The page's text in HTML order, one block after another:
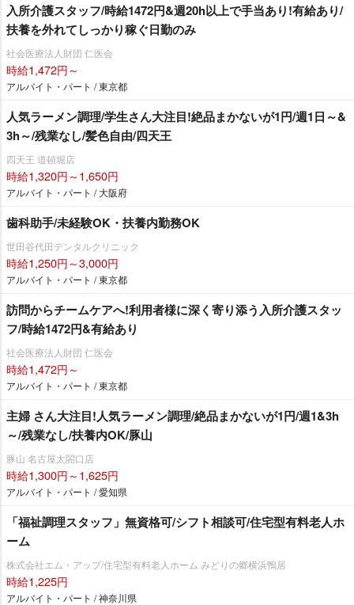
入所介護スタッフ/時給1472円&週20h以上で手当あり!有給あり/
扶養を外れてしっかり稼ぐ日勤のみ
社会医療法人財団 仁医会
時給1,472円～
アルバイト・パート / 東京都
人気ラーメン調理/学生さん大注目!絶品まかないが1円/週1日～&
3h～/残業なし/髪色自由/四天王
四天王 道頓堀店
時給1,320円～1,650円
アルバイト・パート / 大阪府
歯科助手/未経験OK・扶養内勤務OK
世田谷代田デンタルクリニック
時給1,250円～3,000円
アルバイト・パート / 東京都
訪問からチームケアへ!利用者様に深く寄り添う入所介護スタッ
フ/時給1472円&有給あり
社会医療法人財団 仁医会
時給1,472円～
アルバイト・パート / 東京都
主婦 さん大注目!人気ラーメン調理/絶品まかないが1円/週1&3h
～/残業なし/扶養内OK/豚山
豚山 名古屋太閤口店
時給1,300円～1,625円
アルバイト・パート / 愛知県
「福祉調理スタッフ」無資格可/シフト相談可/住宅型有料老人ホ
ーム
株式会社エム・アップ/住宅型有料老人ホーム みどりの郷横浜鴨居
時給1,225円
アルバイト・パート / 神奈川県